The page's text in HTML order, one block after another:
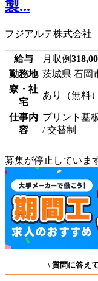
製...
フジアルテ株式会社
給与 月収例
勤務地 茨城県 石岡
寮・社
宅
あり（無料）
仕事内
容
プリント基
/ 交替制
募集が停止していま
\ 質問に答えて